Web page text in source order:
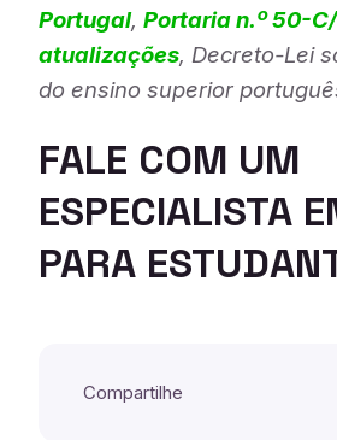
Portugal,Portaria n.º 50-
atualizações, Decreto-Lei
do ensino superior
FALE COM UM
ESPECIALISTA
PARA
Compartilhe